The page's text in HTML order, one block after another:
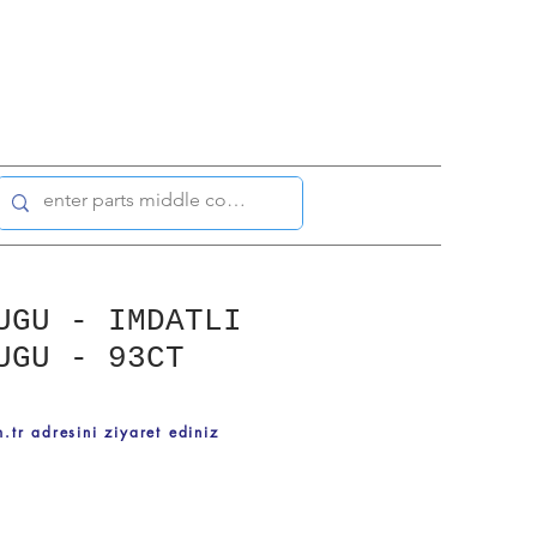
- IMDATLI
- 93CT
adresini ziyaret ediniz